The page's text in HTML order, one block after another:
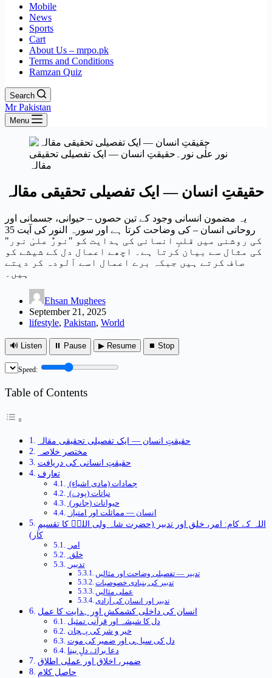
Mobile
News
Sports
Cart
About Us – mrpo.pk
Terms and Conditions
Ramzan Quiz
Search
Mr Pakistan
Menu
نور علٰی نور۔حقیقتِ انسان — ایک تفصیلی تحقیقی
مقالہ
حقیقتِ انسان — ایک تفصیلی تحقیقی مقالہ
یہ مضمون انسانی وجود کے تین حصوں – حیوانی، جسمانی اور
روحانی انسان – کی وضاحت کرتا ہے اور سورہ النور کی آیت 35
کی روشنی میں قلبِ انسانی کی ہدایت کو "نورٌ علیٰ نور"
کی مثال سے بیان کرتا ہے۔ اچھے اعمال دل کے شیشے کو
صاف کرتے ہیں جبکہ برے اعمال اسے آلودہ کر دیتے
ہیں۔
Ehsan Mughees
September 21, 2025
lifestyle, Pakistan, World
🔊 Listen ⏸ Pause ▶ Resume ⏹ Stop
Speed:
Table of Contents
حقیقتِ انسان — ایک تفصیلی تحقیقی مقالہ
مختصر خلاصہ
حقیقتِ انسانی کی دریافت
تعارف
جمادات (مادی اشیاء)
نباتات (پودے)
حیوانات (جانور)
انسان — مماثلت اور امتياز
اللہ کے کام: امر، خلق اور تدبیر (حضرت شاہ ولی اللہؒ کا تقسیمِ
کار)
امر
خلق
تدبیر
تدبیر — تفصیلی وضاحت اور مثالیں
تدبیر کی بنیادی خصوصیات
عملی مثالیں
تدبیر اور انسان کی آزادی
انسان کی داخلی کشمکش اور ہدایت کا عمل
دل کا شیشہ اور قرآنی تمثیل
خیر و شر کی پہچان
دل کی سیاہی اور ضمیر کی موت
دعا برائے دلِ بینا
ضمیر، اخلاق اور عملی اطلاق
حاصل کلام